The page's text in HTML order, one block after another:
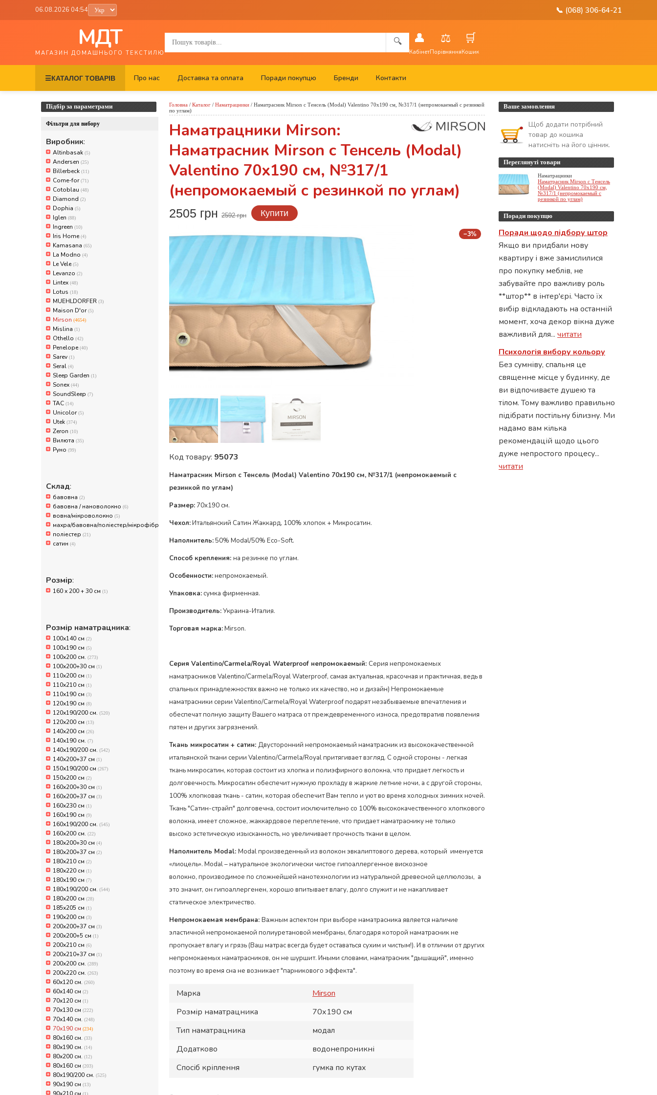
06.08.2026 04:54 📞 (068) 306-64-21
МДТ
МАГАЗИН ДОМАШНЬОГО ТЕКСТИЛЮ
🔍 👤
Кабінет
⚖️
Порівняння
🛒
Кошик
☰КАТАЛОГ ТОВАРІВ Про нас Доставка та оплата Поради покупцю Бренди Контакти
Підбір за параметрами
Фільтри для вибору
Виробник:
Altinbasak (5)
Andersen (25)
Billerbeck (11)
Come-for(71)
Cotoblau (48)
Diamond (2)
Dophia (5)
Iglen (88)
Ingreen (10)
Iris Home(4)
Kamasana (65)
La Modno (4)
Le Vele(5)
Levanzo (2)
Lintex (48)
Lotus (18)
MUEHLDORFER (3)
Maison D'or(5)
Mirson (4654)
Mislina (1)
Othello (42)
Penelope(40)
Sarev (1)
Seral (4)
Sleep Garden (1)
Sonex (44)
SoundSleep (7)
TAC (14)
Unicolor(5)
Utek (374)
Zeron (10)
Вилюта (35)
Руно (99)
Склад:
бавовна (2)
бавовна / нановолокно (6)
вовна/мікроволокно (5)
махра/бавовна/поліестер/мікрофібра (10)
поліестер (21)
сатин (4)
Розмір:
160 х 200 + 30 см (1)
Розмір наматрацника:
100x140 см (2)
100х190 см (5)
100х200 см. (273)
100х200+30 см (1)
110x200 см (1)
110x210 см (1)
110х190 см (3)
120х190 см (8)
120х190/200 см. (520)
120х200 см (13)
140x200 см (26)
140х190 см. (7)
140х190/200 см. (542)
140х200+37 см (1)
150х190/200 см (267)
150х200 см (2)
160x200+30 см (1)
160x200+37 см (3)
160x230 см (1)
160х190 см (9)
160х190/200 см. (545)
160х200 см. (22)
180x200+30 см (4)
180x200+37 см (2)
180x210 см (2)
180x220 см (1)
180х190 см (7)
180х190/200 см. (544)
180х200 см (28)
185x205 см (1)
190x200 см (3)
200x200+37 см (3)
200x200+5 см (1)
200x210 см (6)
200x210+37 см (1)
200х200 см. (289)
200х220 см. (263)
60x120 см. (260)
60x140 см (2)
70x120 см (1)
70x130 см (222)
70х140 см. (248)
70х190 см (234)
80x160 см. (33)
80x190 см. (14)
80x200 см. (12)
80х160 см (203)
80х190/200 см. (525)
90x190 см (13)
(1)
Головна / Каталог / Наматрацники / Наматрасник Mirson с Тенсель (Modal) Valentino 70x190 см, №317/1 (непромокаемый с резинкой
по углам)
Наматрацники Mirson:
Наматрасник Mirson с Тенсель (Modal)
Valentino 70x190 см, №317/1
(непромокаемый с резинкой по углам)
2505 грн 2592 грн Купити
−3%
Код товару: 95073
Наматрасник Mirson с Тенсель (Modal) Valentino 70x190 см, №317/1 (непромокаемый с
резинкой по углам)
Размер: 70x190 см.
Чехол:Итальянский Сатин Жаккард, 100% хлопок + Микросатин.
Наполнитель:50% Modal/50% Eco-Soft.
Способ крепления: на резинке по углам.
Особенности:непромокаемый.
Упаковка: сумка фирменная.
Производитель:Украина-Италия.
Торговая марка:Mirson.
Серия Valentino/Carmela/Royal Waterproof непромокаемый: Серия непромокаемых
наматрасников Valentino/Carmela/Royal Waterproof, самая актуальная, красочная и практичная, ведь в
спальных принадлежностях важно не только их качество, но и дизайн) Непромокаемые
наматрасники серии Valentino/Carmela/Royal Waterproof подарят незабываемые впечатления и
обеспечат полную защиту Вашего матраса от преждевременного износа, предотвратив появления
пятен и других загрязнений.
Ткань микросатин + сатин: Двусторонний непромокаемый наматрасник из высококачественной
итальянской ткани серии Valentino/Carmela/Royal притягивает взгляд. С одной стороны - легкая
ткань микросатин, которая состоит из хлопка и полиэфирного волокна, что придает легкость и
долговечность. Микросатин обеспечит нужную прохладу в жаркие летние ночи, а с другой стороны,
100% хлопковая ткань - сатин, которая обеспечит Вам тепло и уют во время холодных зимних ночей.
Ткань "Сатин-страйп" долговечна, состоит исключительно со 100% высококачественного хлопкового
волокна, имеет сложное, жаккардовое переплетение, что придает наматраснику не только
высоко эстетическую изысканность, но увеличивает прочность ткани в целом.
Наполнитель Modal: Modal произведенный из волокон эвкалиптового дерева, который именуется
«лиоцель». Modal – натуральное экологически чистое гипоаллергенное вискозное
волокно, производимое по сложнейшей нанотехнологии из натуральной древесной целлюлозы, а
это значит, он гипоаллергенен, хорошо впитывает влагу, долго служит и не накапливает
статическое электричество.
Непромокаемая мембрана: Важным аспектом при выборе наматрасника является наличие
эластичной непромокаемой полиуретановой мембраны, благодаря которой наматрасник не
пропускает влагу и грязь (Ваш матрас всегда будет оставаться сухим и чистым!). И в отличии от других
непромокаемых наматрасников, он не шуршит. Иными словами, наматрасник "дышащий", именно
поэтому во время сна не возникает "парникового эффекта".
Марка
Mirson
Розмір наматрацника
70х190 см
Тип наматрацника
модал
Додатково
водонепроникні
Спосіб кріплення
гумка по кутах
Ваше замовлення
Щоб додати потрібний
товар до кошика
натисніть на його цінник.
Переглянуті товари
Наматрацники
Наматрасник Mirson с Тенсель
(Modal) Valentino 70x190 см,
№317/1 (непромокаемый с
резинкой по углам)
Поради покупцю
Поради щодо підбору штор
Якщо ви придбали нову
квартиру і вже замислилися
про покупку меблів, не
забувайте про важливу роль
**штор** в інтер'єрі. Часто їх
вибір відкладають на останній
момент, хоча декор вікна дуже
важливий для... читати
Психологія вибору кольору
Без сумніву, спальня це
священне місце у будинку, де
ви відпочиваєте душею та
тілом. Тому важливо правильно
підібрати постільну білизну. Ми
надамо вам кілька
рекомендацій щодо цього
дуже непростого процесу...
читати